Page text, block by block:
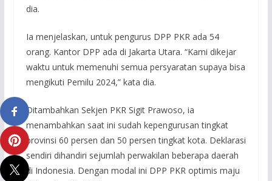
dia.
Ia menjelaskan, untuk pengurus DPP PKR ada 54
orang. Kantor DPP ada di Jakarta Utara. “Kami dikejar
waktu untuk memenuhi semua persyaratan supaya bisa
mengikuti Pemilu 2024,” kata dia.
Ditambahkan Sekjen PKR Sigit Prawoso, ia
menambahkan saat ini sudah kepengurusan tingkat
provinsi 60 persen dan 50 persen tingkat kota. Deklarasi
sendiri dihandiri sejumlah perwakilan beberapa daerah
di Indonesia. Dengan modal ini DPP PKR optimis maju